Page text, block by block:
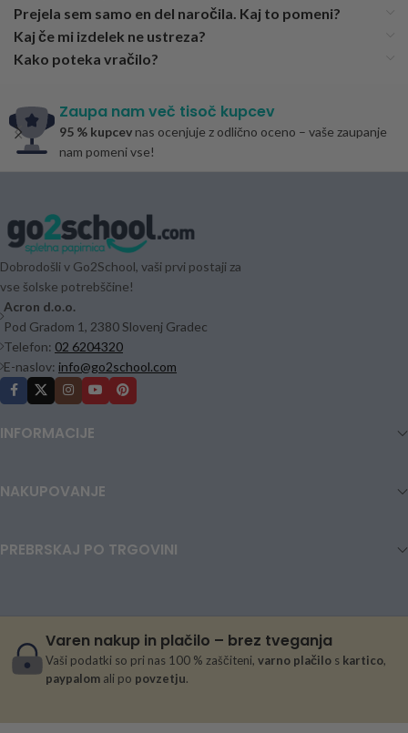
Prejela sem samo en del naročila. Kaj to pomeni?
Kaj če mi izdelek ne ustreza?
Kako poteka vračilo?
Zaupa nam več tisoč kupcev
95 % kupcev nas ocenjuje z odlično oceno – vaše zaupanje
nam pomeni vse!
Dobrodošli v Go2School, vaši prvi postaji za
vse šolske potrebščine!
Acron d.o.o.
Pod Gradom 1, 2380 Slovenj Gradec
Telefon: 02 6204320
E-naslov: info@go2school.com
INFORMACIJE
NAKUPOVANJE
PREBRSKAJ PO TRGOVINI
Varen nakup in plačilo – brez tveganja
Vaši podatki so pri nas 100 % zaščiteni, varno plačilo s kartico,
paypalom ali po povzetju.